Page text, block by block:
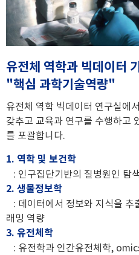
유전체 역학과 빅데이터
"핵심 과학기술역량"
유전체 역학 빅데이터 연구실에
갖추고 교육과 연구를 수행하고
를 포괄합니다.
1. 역학 및 보건학
: 인구집단기반의 질병원인 탐
2. 생물정보학
: 데이터에서 정보와 지식을 추
래밍 역량
3. 유전체학
: 유전학과 인간유전체학,